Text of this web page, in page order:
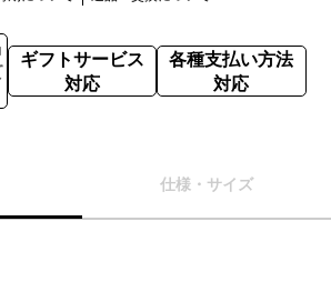
ギフトサービス
対応
各種支払い方法
対応
仕様・サイズ